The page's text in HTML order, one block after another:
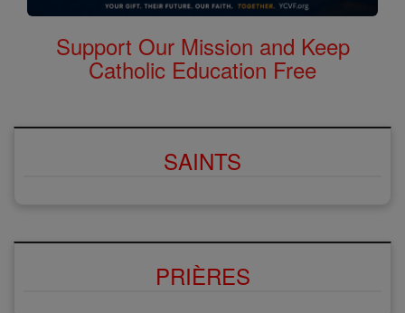
Support Our Mission and Keep
Catholic Education Free
SAINTS
PRIÈRES